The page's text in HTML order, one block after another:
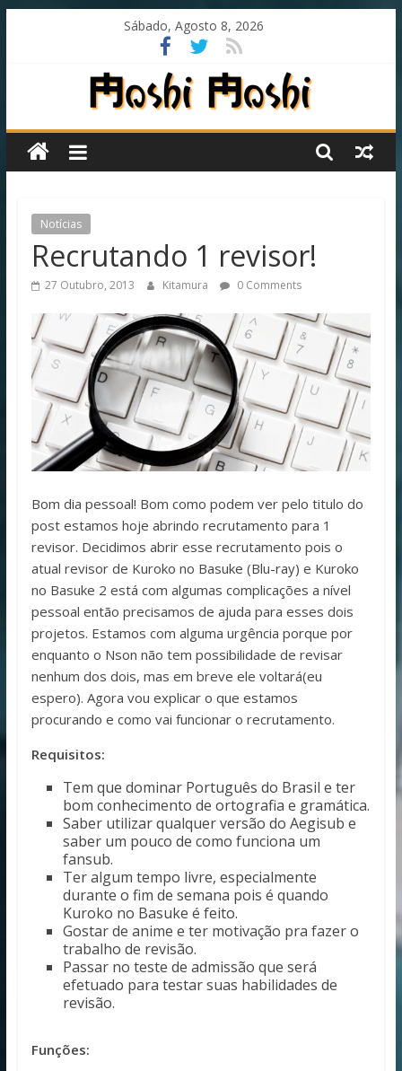
Sábado, Agosto 8, 2026
Moshi
Moshi
Subs
fansub
diferente
de
todos
os
outros!
Notícias
Recrutando 1 revisor!
27 Outubro, 2013 Kitamura 0 Comments
Bom dia pessoal! Bom como podem ver pelo titulo do
post estamos hoje abrindo recrutamento para 1
revisor. Decidimos abrir esse recrutamento pois o
atual revisor de Kuroko no Basuke (Blu-ray) e Kuroko
no Basuke 2 está com algumas complicações a nível
pessoal então precisamos de ajuda para esses dois
projetos. Estamos com alguma urgência porque por
enquanto o Nson não tem possibilidade de revisar
nenhum dos dois, mas em breve ele voltará(eu
espero). Agora vou explicar o que estamos
procurando e como vai funcionar o recrutamento.
Requisitos:
Tem que dominar Português do Brasil e ter
bom conhecimento de ortografia e gramática.
Saber utilizar qualquer versão do Aegisub e
saber um pouco de como funciona um
fansub.
Ter algum tempo livre, especialmente
durante o fim de semana pois é quando
Kuroko no Basuke é feito.
Gostar de anime e ter motivação pra fazer o
trabalho de revisão.
Passar no teste de admissão que será
efetuado para testar suas habilidades de
revisão.
Funções: